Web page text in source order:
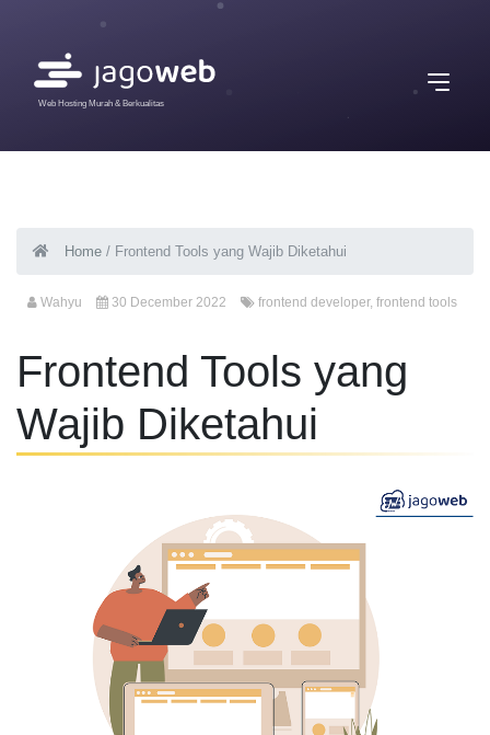
Web Hosting Murah & Berkualitas
Home / Frontend Tools yang Wajib Diketahui
Wahyu 30 December 2022 frontend developer, frontend tools
Frontend Tools yang
Wajib Diketahui